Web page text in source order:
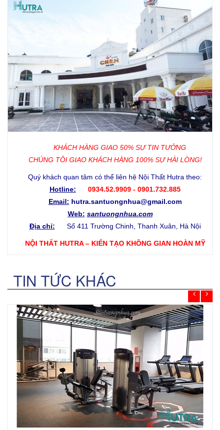
KHÁCH HÀNG GIAO 50% SỰ TIN TƯỞNG
CHÚNG TÔI GIAO KHÁCH HÀNG 100% SỰ HÀI LÒNG!
Quý khách quan tâm có thể liên hệ Nội Thất Hutra theo:
Hotline:
0934.52.9909 - 0901.732.885
Email: hutra.santuongnhua@gmail.com
Web: santuongnhua.com
Địa chỉ:
Số 411 Trường Chinh, Thanh Xuân, Hà Nội
NỘI THẤT HUTRA – KIẾN TẠO KHÔNG GIAN HOÀN MỸ
TIN TỨC KHÁC